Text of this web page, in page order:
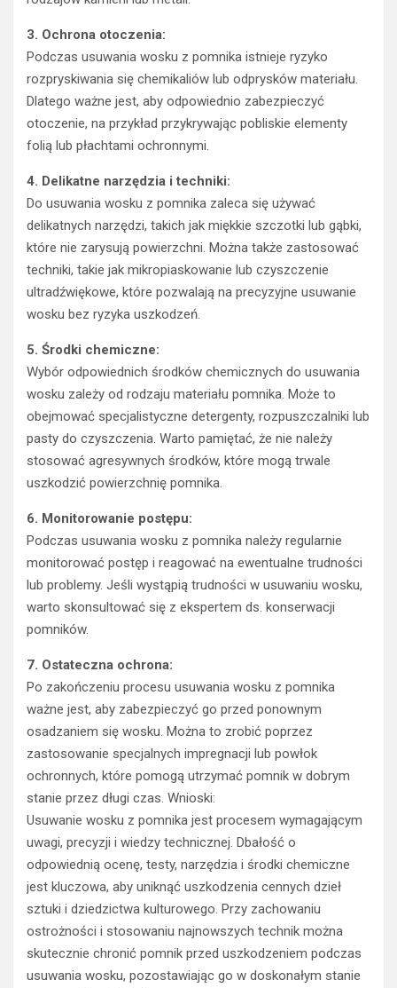
3. Ochrona otoczenia:
Podczas usuwania wosku z pomnika istnieje ryzyko
rozpryskiwania się chemikaliów lub odprysków materiału.
Dlatego ważne jest, aby odpowiednio zabezpieczyć
otoczenie, na przykład przykrywając pobliskie elementy
folią lub płachtami ochronnymi.
4. Delikatne narzędzia i techniki:
Do usuwania wosku z pomnika zaleca się używać
delikatnych narzędzi, takich jak miękkie szczotki lub gąbki,
które nie zarysują powierzchni. Można także zastosować
techniki, takie jak mikropiaskowanie lub czyszczenie
ultradźwiękowe, które pozwalają na precyzyjne usuwanie
wosku bez ryzyka uszkodzeń.
5. Środki chemiczne:
Wybór odpowiednich środków chemicznych do usuwania
wosku zależy od rodzaju materiału pomnika. Może to
obejmować specjalistyczne detergenty, rozpuszczalniki lub
pasty do czyszczenia. Warto pamiętać, że nie należy
stosować agresywnych środków, które mogą trwale
uszkodzić powierzchnię pomnika.
6. Monitorowanie postępu:
Podczas usuwania wosku z pomnika należy regularnie
monitorować postęp i reagować na ewentualne trudności
lub problemy. Jeśli wystąpią trudności w usuwaniu wosku,
warto skonsultować się z ekspertem ds. konserwacji
pomników.
7. Ostateczna ochrona:
Po zakończeniu procesu usuwania wosku z pomnika
ważne jest, aby zabezpieczyć go przed ponownym
osadzaniem się wosku. Można to zrobić poprzez
zastosowanie specjalnych impregnacji lub powłok
ochronnych, które pomogą utrzymać pomnik w dobrym
stanie przez długi czas. Wnioski:
Usuwanie wosku z pomnika jest procesem wymagającym
uwagi, precyzji i wiedzy technicznej. Dbałość o
odpowiednią ocenę, testy, narzędzia i środki chemiczne
jest kluczowa, aby uniknąć uszkodzenia cennych dzieł
sztuki i dziedzictwa kulturowego. Przy zachowaniu
ostrożności i stosowaniu najnowszych technik można
skutecznie chronić pomnik przed uszkodzeniem podczas
usuwania wosku, pozostawiając go w doskonałym stanie